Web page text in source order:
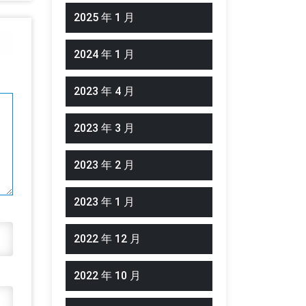
2025 年 1 月
2024 年 1 月
2023 年 4 月
2023 年 3 月
2023 年 2 月
2023 年 1 月
2022 年 12 月
2022 年 10 月